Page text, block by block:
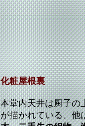
化粧屋根裏
本堂内天井は厨子の
が描かれている、他